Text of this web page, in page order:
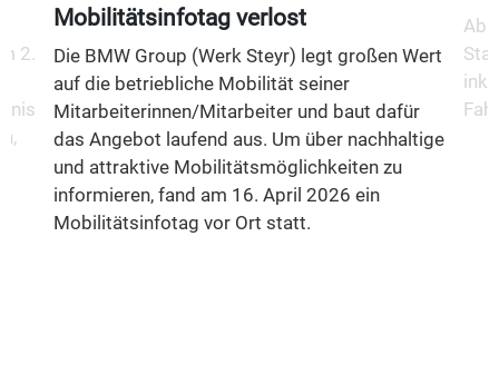
2.
Mobilitätsinfotag verlost
Die BMW Group (Werk Steyr) legt großen Wert
auf die betriebliche Mobilität seiner
Mitarbeiterinnen/Mitarbeiter und baut dafür
das Angebot laufend aus. Um über nachhaltige
und attraktive Mobilitätsmöglichkeiten zu
informieren, fand am 16. April 2026 ein
Mobilitätsinfotag vor Ort statt.
Ab